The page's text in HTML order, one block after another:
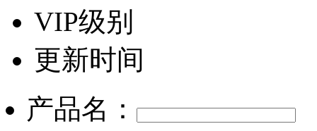
VIP级别
更新时间
产品名：